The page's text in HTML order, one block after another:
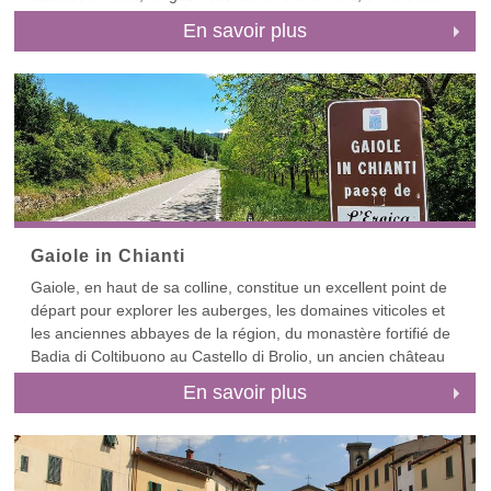
et les carrières de marbre des Alpes Apuanes. C’est ici la
dei Marmi. Si vous avez besoin d’aventures plus culturelles,
éloignez-vous du littoral vers les villes d'art les plus proches.
Faites le tour de Lucques ou de Pise au sud, Pistoia ou
encore Florenceà l'est. Si vous voulez goûter à la vie à la
montagne, avec des villas aux panoramas ruraux, parcourez
nos villas près de Lucques détaillé ci-dessous.
En savoir plus
Gaiole in Chianti
Gaiole, en haut de sa colline, constitue un excellent point de
départ pour explorer les auberges, les domaines viticoles et
les anciennes abbayes de la région, du monastère fortifié de
Badia di Coltibuono au Castello di Brolio, un ancien château
Sienne. La région regorge de domaines viticoles et
suffisamment de pistes cyclables pour rester en forme
pendant votre séjour. D'un point de vue culturel, pensez aux
En savoir plus